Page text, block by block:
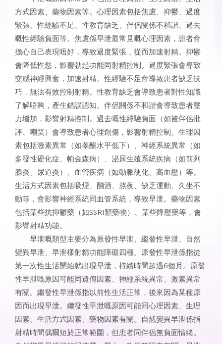
方式因素、藥物因素等。心理因素包括焦慮、抑鬱、過度
緊張、性經驗不足、性教育缺乏、伴侶關係不和諧、過去
嘅性經驗負面等。焦慮係早泄最常見嘅心理因素，患者會
擔心自己表現唔好，導致過度緊張，從而加速射精。抑鬱
會降低性慾，影響勃起功能同射精控制。過度緊張會導致
交感神經興奮，加速射精。性經驗不足會導致患者缺乏技
巧，無法有效控制射精。性教育缺乏會導致患者對性知識
了解唔夠，產生錯誤認知。伴侶關係不和諧會導致患者壓
力增加，影響射精控制。過去嘅性經驗負面（如被伴侶批
評、嘲笑）會導致患者心理創傷，影響射精控制。生理因
素包括激素異常（如睾酮水平低下）、神經系統異常（如
多發性硬化症、帕金森病）、泌尿生殖系統疾病（如前列
腺炎、尿道炎）、血管疾病（如動脈硬化、高血壓）等。
生活方式因素包括吸煙、酗酒、熬夜、缺乏運動、久坐不
動等，會影響神經系統同血管系統，導致早泄。藥物因素
包括某些抗抑鬱藥（如SSRI類藥物）、某些降壓藥等，會
影響射精功能。
早泄嘅類型主要分為原發性早泄、繼發性早泄、自然
變異早泄、早泄樣射精功能障礙四種。原發性早泄係指從
第一次性生活開始就出現早泄，持續時間超過6個月。原發
性早泄嘅原因可能同遺傳因素、神經系統異常、激素異常
有關。繼發性早泄係指以前性生活正常，後來因為某種原
因而出現早泄。繼發性早泄嘅原因可能同心理因素、生理
因素、生活方式因素、藥物因素有關。自然變異早泄係指
射精時間偶爾短於正常範圍，但患者同伴侶無負面情緒。